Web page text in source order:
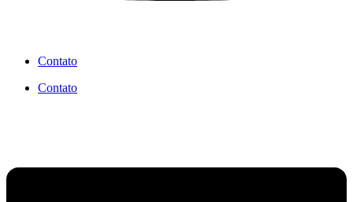
Contato
Contato